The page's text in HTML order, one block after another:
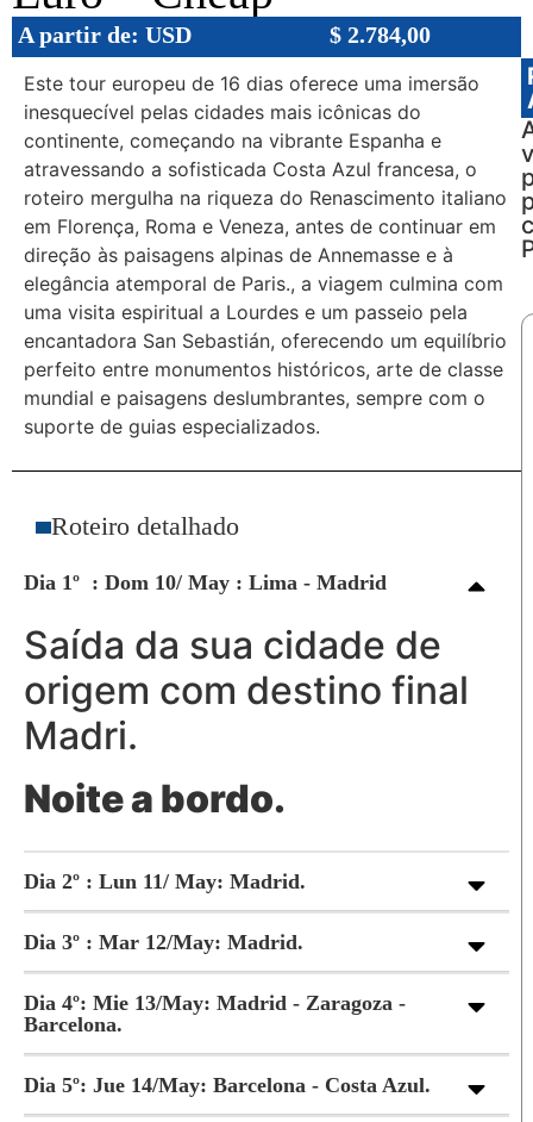
A partir de: USD $ 2.784,00
Este tour europeu de 16 dias oferece uma imersão
inesquecível pelas cidades mais icônicas do
continente, começando na vibrante Espanha e
atravessando a sofisticada Costa Azul francesa, o
roteiro mergulha na riqueza do Renascimento italiano
em Florença, Roma e Veneza, antes de continuar em
direção às paisagens alpinas de Annemasse e à
elegância atemporal de Paris., a viagem culmina com
uma visita espiritual a Lourdes e um passeio pela
encantadora San Sebastián, oferecendo um equilíbrio
perfeito entre monumentos históricos, arte de classe
mundial e paisagens deslumbrantes, sempre com o
suporte de guias especializados.
Roteiro detalhado
Dia 1º : Dom 10/ May : Lima - Madrid
Saída da sua cidade de
origem com destino final
Madri.
Noite a bordo.
Dia 2º : Lun 11/ May: Madrid.
Dia 3º : Mar 12/May: Madrid.
Dia 4º: Mie 13/May: Madrid - Zaragoza -
Barcelona.
Dia 5º: Jue 14/May: Barcelona - Costa Azul.